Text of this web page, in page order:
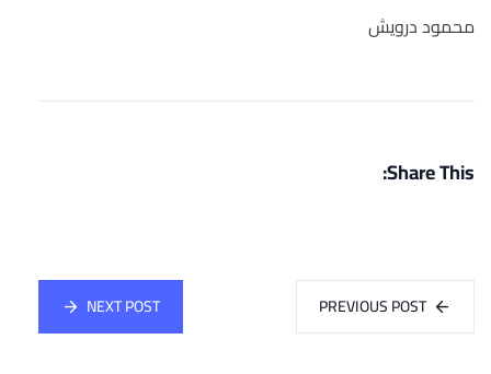
محمود درويش
Share This:
PREVIOUS POST
NEXT POST